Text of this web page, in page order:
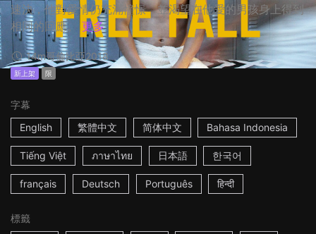
速決，他對愛情仍充滿憧憬，並渴望在他愛的男孩身上得到
相同的回應。
更多
14m哥倫比亞2018
新上架 限
字幕
English
繁體中文 简体中文 Bahasa Indonesia
Tiếng Việt ภาษาไทย 日本語 한국어
français Deutsch Português हिन्दी
標籤